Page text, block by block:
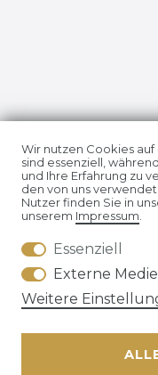
Impressum
AGB
Wir nutzen Cookies
sind essenziell,
und Ihre Erfahrung zu
den von uns
Nutzer finden Sie in
unserem Impressum.
Essenziell
Externe
Weitere